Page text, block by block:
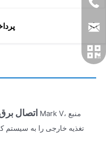
اتصال
تغذیه خارجی را به سیستم